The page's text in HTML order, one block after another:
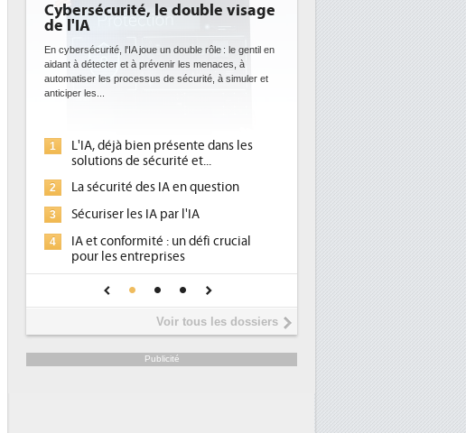
visage
rôle : le gentil en
menaces, à
à simuler et
dans les
et...
question
défi crucial
pour une IA
DEE: l'efficacité énergétique
bientôt une obligation pour les
datacenters
Des datacenters plus durables et plus efficaces, c'est
ce que recherchent les pouvoirs publics européens
1
Qu'est-ce que la DEE (directive
d'efficacité énergétique) ?
2
DEE, une pression administrative
place pour répondre à...
Phocea DC dans les cordes pour la
DEE
Interview de Fabrice Coquio,
président de Digital Realty...
6
Trimestriels IBM : L'activité logicielle
soutient les...
Voir tous les dossiers
Publicité